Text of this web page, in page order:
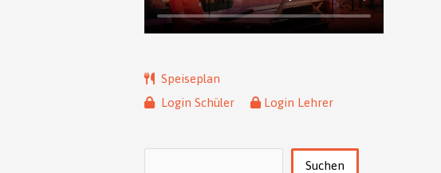
Speiseplan
Login Schüler
Login Lehrer
Suchen